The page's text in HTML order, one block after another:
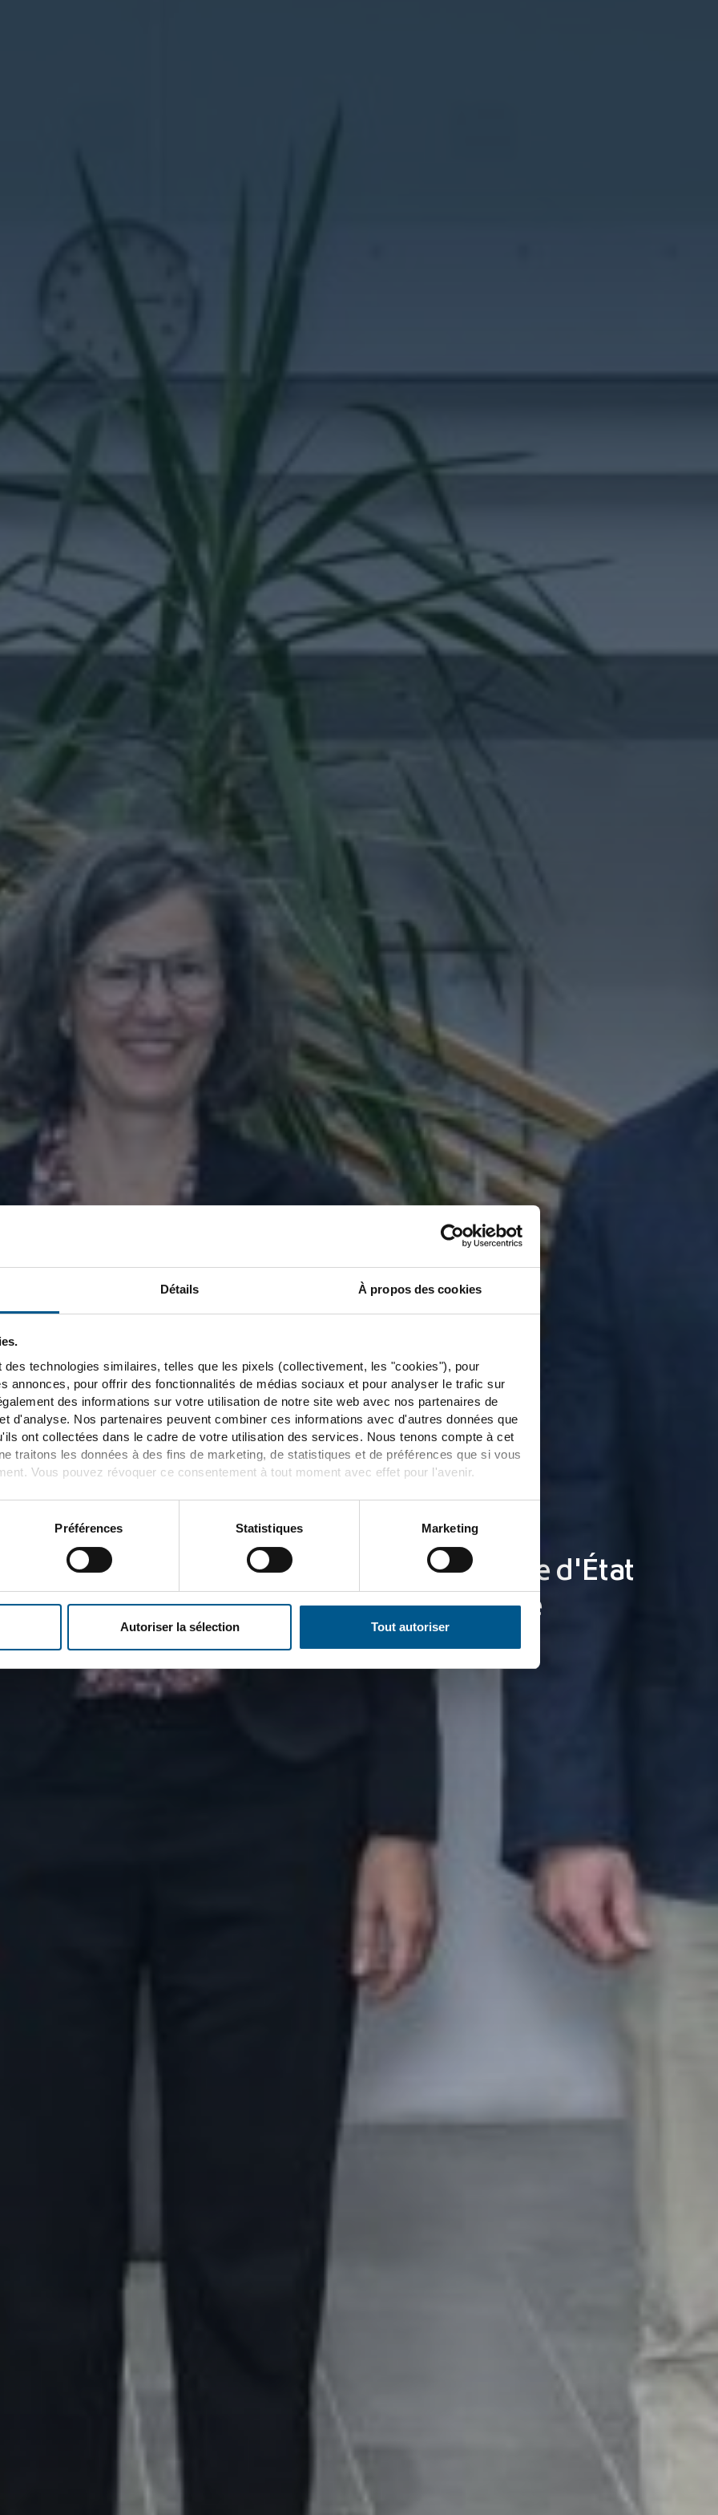
Détails À propos des cookies
technologies similaires, telles que les pixels (collectivement, les "cookies"), pour
annonces, pour offrir des fonctionnalités de médias sociaux et pour analyser le trafic sur
des informations sur votre utilisation de notre site web avec nos partenaires de
d'analyse. Nos partenaires peuvent combiner ces informations avec d'autres données que
ont collectées dans le cadre de votre utilisation des services. Nous tenons compte à cet
traitons les données à des fins de marketing, de statistiques et de préférences que si vous
Vous pouvez révoquer ce consentement à tout moment avec effet pour l'avenir.
protection des données
Préférences Statistiques Marketing
Autoriser la sélection Tout autoriser
pour les nouveaux gaz : Le secrétaire d'État
hybride d'ENERTRAG en compagnie